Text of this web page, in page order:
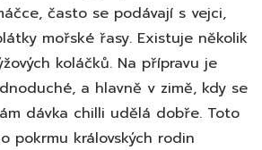
často se podávají s vejci,
mořské řasy. Existuje několik
koláčků. Na přípravu je
a hlavně v zimě, kdy se
dávka chilli udělá dobře. Toto
pokrmu královských rodin